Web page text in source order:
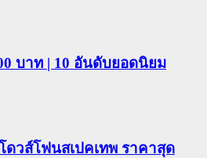
บาท | 10 อันดับยอดนิยม
ดวส์โฟนสเปคเทพ ราคาสุด